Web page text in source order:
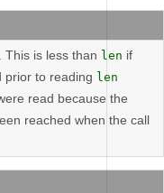
is less than len if
prior to reading len
read because the
reached when the call